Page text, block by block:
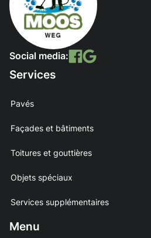
Social media:
Services
Pavés
Façades et bâtiments
Toitures et gouttières
Objets spéciaux
Services supplémentaires
Menu